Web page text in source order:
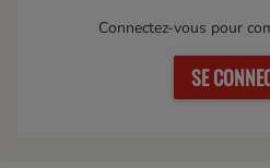
Connectez-vous pour
SE